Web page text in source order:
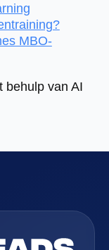
MBO-
behulp van AI